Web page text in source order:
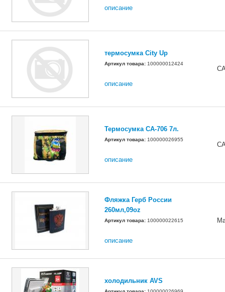
описание
термосумка City Up
Артикул товара: 100000012424
описание
Термосумка СА-706 7л.
Артикул товара: 100000026955
описание
Фляжка Герб России
260мл,09oz
Артикул товара: 100000022615
описание
холодильник AVS